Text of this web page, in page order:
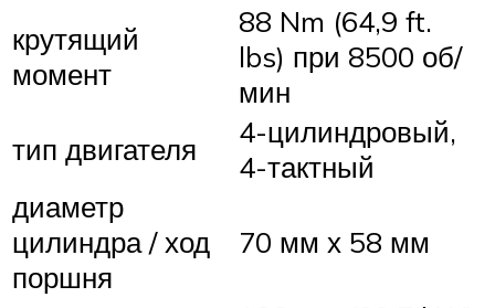
крутящий
момент
88 Nm (64,9 ft.
lbs) при 8500 об/
мин
тип двигателя
4-цилиндровый,
4-тактный
диаметр
цилиндра / ход
поршня
70 мм х 58 мм